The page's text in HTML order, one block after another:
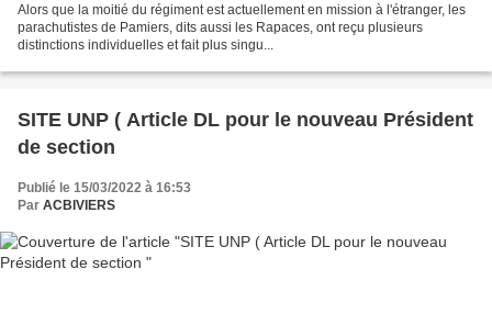
Alors que la moitié du régiment est actuellement en mission à l'étranger, les
parachutistes de Pamiers, dits aussi les Rapaces, ont reçu plusieurs
distinctions individuelles et fait plus singu...
SITE UNP ( Article DL pour le nouveau Président
de section
Publié le 15/03/2022 à 16:53
Par ACBIVIERS